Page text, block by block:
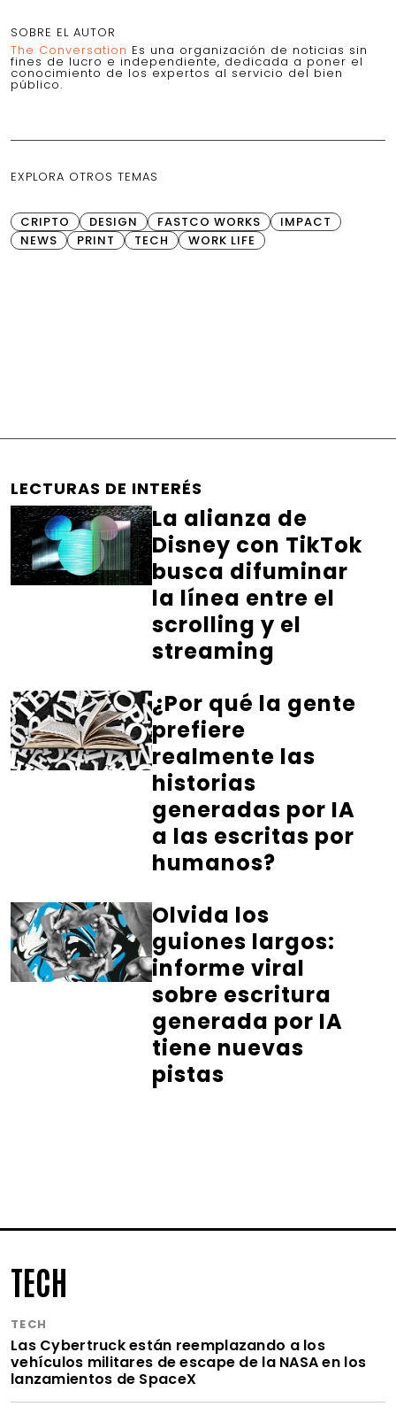
SOBRE EL AUTOR
The Conversation Es una organización de noticias sin
fines de lucro e independiente, dedicada a poner el
conocimiento de los expertos al servicio del bien
público.
EXPLORA OTROS TEMAS
CRIPTO DESIGN FASTCO WORKS
IMPACT
NEWS
PRINT TECH WORK LIFE
LECTURAS DE INTERÉS
La alianza de
Disney con TikTok
busca difuminar
la línea entre el
scrolling y el
streaming
¿Por qué la gente
prefiere
realmente las
historias
generadas por IA
a las escritas por
humanos?
Olvida los
guiones largos:
informe viral
sobre escritura
generada por IA
tiene nuevas
pistas
TECH
TECH
Las Cybertruck están reemplazando a los
vehículos militares de escape de la NASA en los
lanzamientos de SpaceX